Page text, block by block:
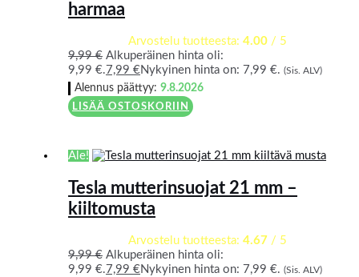
harmaa
Arvostelu tuotteesta: 4.00/ 5
9,99€ Alkuperäinen hinta oli:
9,99 €. 7,99€Nykyinen hinta on: 7,99 €. (Sis. ALV)
Alennus päättyy:9.8.2026
LISÄÄ OSTOSKORIIN
Ale!
Tesla mutterinsuojat 21 mm –
kiiltomusta
Arvostelu tuotteesta: 4.67 / 5
9,99€ Alkuperäinen hinta oli:
9,99 €. 7,99€Nykyinen hinta on: 7,99 €. (Sis. ALV)